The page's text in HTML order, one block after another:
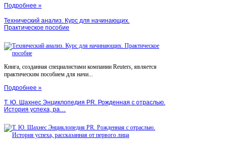
Подробнее »
Технический анализ. Курс для начинающих.
Практическое пособие
Книга, созданная специалистами компании Reuters, является
практическим пособием для начи...
Подробнее »
Т. Ю. Шахнес Энциклопедия PR. Рожденная с отраслью.
История успеха, ра…